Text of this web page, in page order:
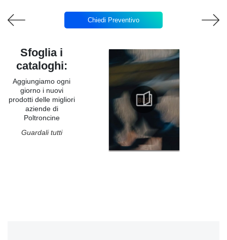
Chiedi Preventivo
Sfoglia i
cataloghi:
Aggiungiamo ogni
giorno i nuovi
prodotti delle migliori
aziende di
Poltroncine
Guardali tutti